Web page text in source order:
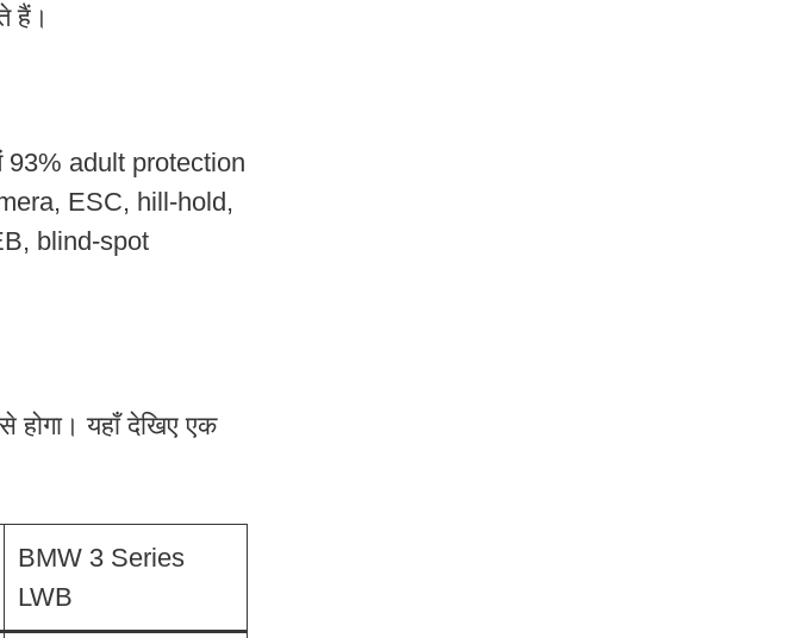
हैं।
adult protection
ESC, hill-hold,
blind-spot
यहाँ देखिए एक
BMW 3 Series
LWB